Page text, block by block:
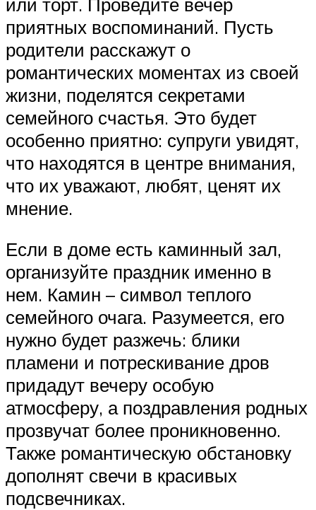
приятных воспоминаний. Пусть
родители расскажут о
романтических моментах из своей
жизни, поделятся секретами
семейного счастья. Это будет
особенно приятно: супруги увидят,
что находятся в центре внимания,
что их уважают, любят, ценят их
мнение.
Если в доме есть каминный зал,
организуйте праздник именно в
нем. Камин – символ теплого
семейного очага. Разумеется, его
нужно будет разжечь: блики
пламени и потрескивание дров
придадут вечеру особую
атмосферу, а поздравления родных
прозвучат более проникновенно.
Также романтическую обстановку
дополнят свечи в красивых
подсвечниках.